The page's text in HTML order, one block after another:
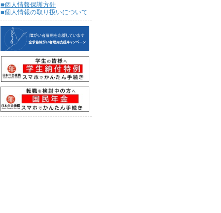
■個人情報保護方針
■個人情報の取り扱いについて